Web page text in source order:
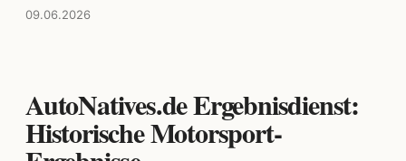
09.06.2026
AutoNatives.de Ergebnisdienst:
Historische Motorsport-